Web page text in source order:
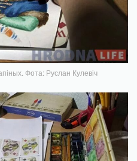
Фота: Руслан Кулевіч